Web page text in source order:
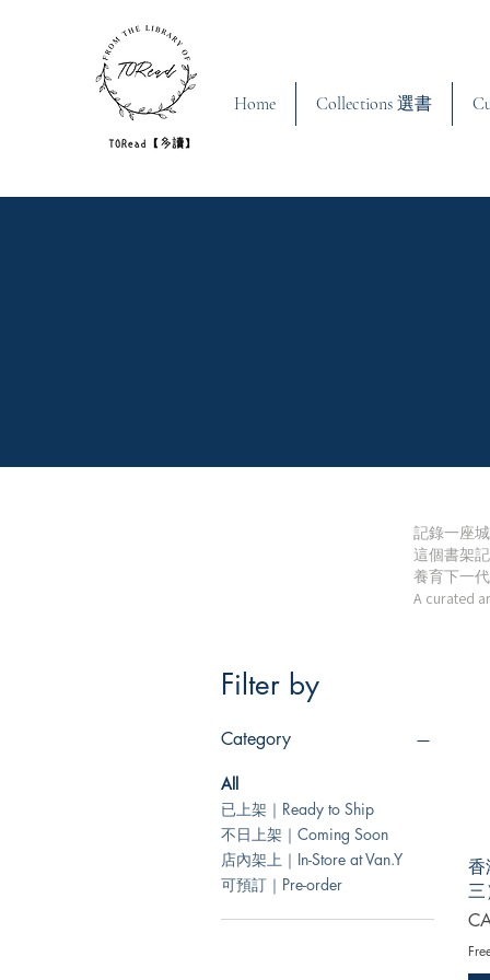
Home Collections 選書
記錄一座
這個書架
養育下一
A curated
Filter by
Category
All
已上架｜Ready to Ship
不日上架｜Coming Soon
店內架上｜In-Store at Van.Y
可預訂｜Pre-order
香
三